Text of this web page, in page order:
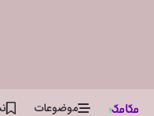
موضوعات